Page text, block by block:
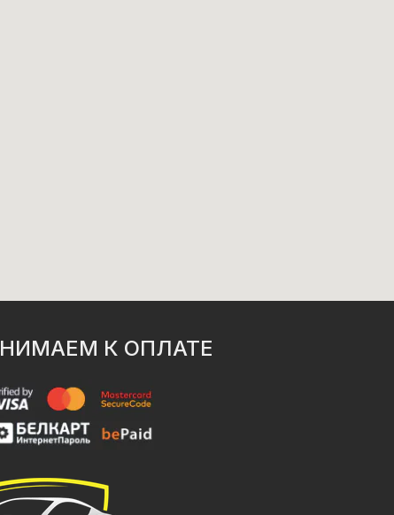
К ОПЛАТЕ